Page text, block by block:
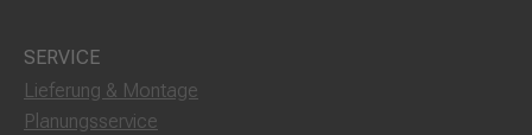
SERVICE
Lieferung & Montage
Planungsservice